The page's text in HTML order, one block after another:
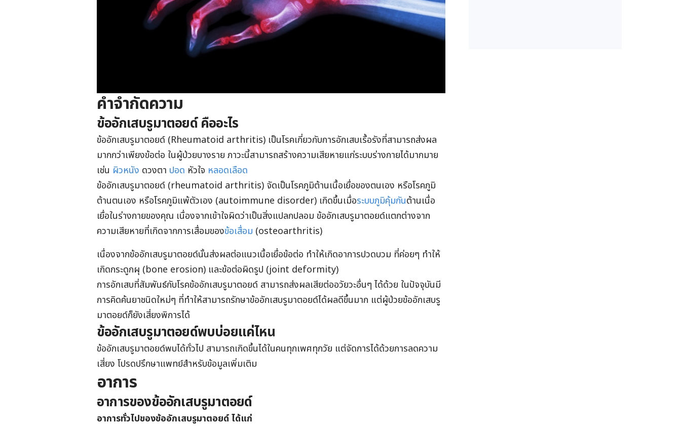
คำจำกัดความ
ข้ออักเสบรูมาตอยด์ คืออะไร
ข้ออักเสบรูมาตอยด์ (Rheumatoid arthritis) เป็นโรคเกี่ยวกับการอักเสบเรื้อรังที่สามารถส่งผล
มากกว่าเพียงข้อต่อ ในผู้ป่วยบางราย ภาวะนี้สามารถสร้างความเสียหายแก่ระบบร่างกายได้มากมาย
เช่น ผิวหนัง ดวงตา ปอด หัวใจ หลอดเลือด
ข้ออักเสบรูมาตอยด์ (rheumatoid arthritis) จัดเป็นโรคภูมิต้านเนื้อเยื่อของตนเอง หรือโรคภูมิ
ต้านตนเอง หรือโรคภูมิแพ้ตัวเอง (autoimmune disorder) เกิดขึ้นเมื่อระบบภูมิคุ้มกันต้านเนื่อ
เยื่อในร่างกายของคุณ เนื่องจากเข้าใจผิดว่าเป็นสิ่งแปลกปลอม ข้ออักเสบรูมาตอยด์แตกต่างจาก
ความเสียหายที่เกิดจากการเสื่อมของข้อเสื่อม (osteoarthritis)
เนื่องจากข้ออักเสบรูมาตอยด์นั้นส่งผลต่อแนวเนื้อเยื่อข้อต่อ ทำให้เกิดอาการปวดบวม ที่ค่อยๆ ทำให้
เกิดกระดูกผุ (bone erosion) และข้อต่อผิดรูป (joint deformity)
การอักเสบที่สัมพันธ์กับโรคข้ออักเสบรูมาตอยด์ สามารถส่งผลเสียต่ออวัยวะอื่นๆ ได้ด้วย ในปัจจุบันมี
การคิดค้นยาชนิดใหม่ๆ ที่ทำให้สามารถรักษาข้ออักเสบรูมาตอยด์ได้ผลดีขึ้นมาก แต่ผู้ป่วยข้ออักเสบรู
มาตอยด์ก็ยังเสี่ยงพิการได้
ข้ออักเสบรูมาตอยด์พบบ่อยแค่ไหน
ข้ออักเสบรูมาตอยด์พบได้ทั่วไป สามารถเกิดขึ้นได้ในคนทุกเพศทุกวัย แต่จัดการได้ด้วยการลดความ
เสี่ยง โปรดปรึกษาแพทย์สำหรับข้อมูลเพิ่มเติม
อาการ
อาการของข้ออักเสบรูมาตอยด์
อาการทั่วไปของข้ออักเสบรูมาตอยด์ ได้แก่